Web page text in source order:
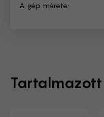
A gép mérete: